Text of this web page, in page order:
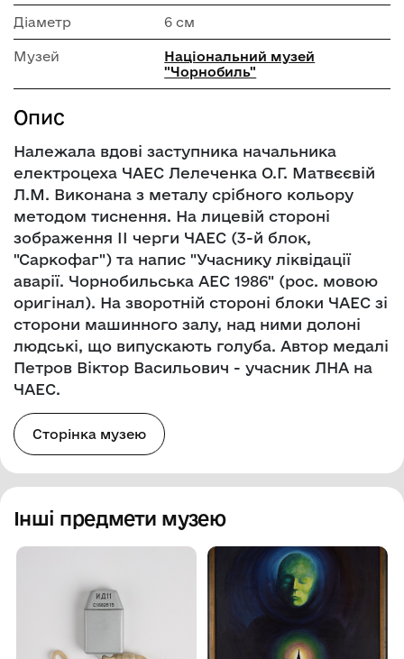
Діаметр 6 см
Музей
Національний музей
"Чорнобиль"
Опис
Належала вдові заступника начальника
електроцеха ЧАЕС Лелеченка О.Г. Матвєєвій
Л.М. Виконана з металу срібного кольору
методом тиснення. На лицевій стороні
зображення ІІ черги ЧАЕС (3-й блок,
"Саркофаг") та напис "Учаснику ліквідації
аварії. Чорнобильська АЕС 1986" (рос. мовою
оригінал). На зворотній стороні блоки ЧАЕС зі
сторони машинного залу, над ними долоні
людські, що випускають голуба. Автор медалі
Петров Віктор Васильович - учасник ЛНА на
ЧАЕС.
Сторінка музею
Інші предмети музею